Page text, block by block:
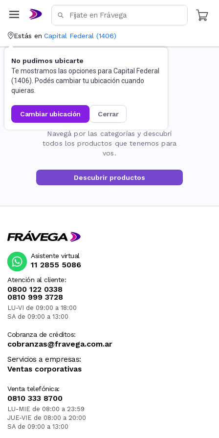
Estás en Capital Federal (1406)
No pudimos ubicarte
Te mostramos las opciones para Capital Federal
(1406). Podés cambiar tu ubicación cuando
quieras.
cambiar ubicación cerrar
La página no existe
Navegá por las categorías y descubrí
todos los productos que tenemos para
vos.
Descubrir productos
Atención al cliente:
0800 122 0338
0810 999 3728
LU-VI de 09:00 a 18:00
SA de 09:00 a 13:00
Cobranza de créditos:
cobranzas@fravega.com.ar
Servicios a empresas:
Ventas corporativas
Venta telefónica:
0810 333 8700
LU-MIE de 08:00 a 23:59
JUE-VIE de 08:00 a 20:00
SA de 09:00 a 13:00
Asistente virtual
11 2855 5086